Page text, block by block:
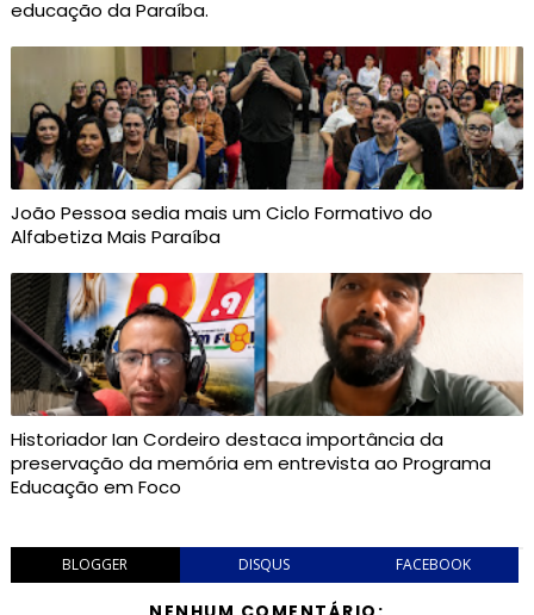
educação da Paraíba.
João Pessoa sedia mais um Ciclo Formativo do
Alfabetiza Mais Paraíba
Historiador Ian Cordeiro destaca importância da
preservação da memória em entrevista ao Programa
Educação em Foco
BLOGGER DISQUS FACEBOOK